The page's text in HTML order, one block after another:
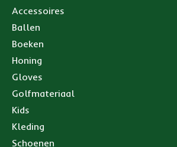
Accessoires
Ballen
Boeken
Honing
Gloves
Golfmateriaal
Kids
Kleding
Schoenen